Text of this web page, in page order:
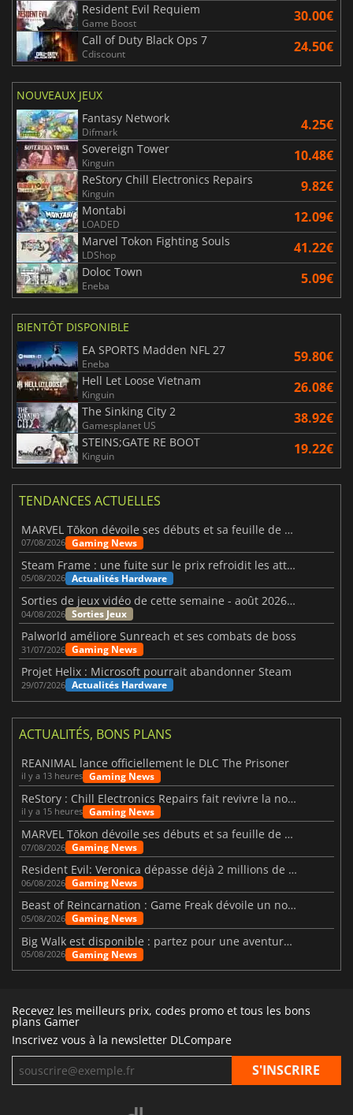
Resident Evil Requiem
Game Boost 30.00€
Call of Duty Black Ops 7
Cdiscount 24.50€
NOUVEAUX JEUX
Fantasy Network
Difmark 4.25€
Sovereign Tower
Kinguin 10.48€
ReStory Chill Electronics Repairs
Kinguin 9.82€
Montabi
LOADED 12.09€
Marvel Tokon Fighting Souls
LDShop 41.22€
Doloc Town
Eneba 5.09€
BIENTÔT DISPONIBLE
EA SPORTS Madden NFL 27
Eneba 59.80€
Hell Let Loose Vietnam
Kinguin 26.08€
The Sinking City 2
Gamesplanet US 38.92€
STEINS;GATE RE BOOT
Kinguin 19.22€
TENDANCES ACTUELLES
MARVEL Tōkon dévoile ses débuts et sa feuille de route
07/08/2026 Gaming News
Steam Frame : une fuite sur le prix refroidit les attentes VR
05/08/2026 Actualités Hardware
Sorties de jeux vidéo de cette semaine - août 2026 (semaine 32)
04/08/2026 Sorties Jeux
Palworld améliore Sunreach et ses combats de boss
31/07/2026 Gaming News
Projet Helix : Microsoft pourrait abandonner Steam
29/07/2026 Actualités Hardware
ACTUALITÉS, BONS PLANS
REANIMAL lance officiellement le DLC The Prisoner
il y a 13 heures Gaming News
ReStory : Chill Electronics Repairs fait revivre la nostalgie des années 2000
il y a 15 heures Gaming News
MARVEL Tōkon dévoile ses débuts et sa feuille de route
07/08/2026 Gaming News
Resident Evil: Veronica dépasse déjà 2 millions de wishlists
06/08/2026 Gaming News
Beast of Reincarnation : Game Freak dévoile un nouveau pari
05/08/2026 Gaming News
Big Walk est disponible : partez pour une aventure entre amis
05/08/2026 Gaming News
Recevez les meilleurs prix, codes promo et tous les bons
plans Gamer
Inscrivez vous à la newsletter DLCompare